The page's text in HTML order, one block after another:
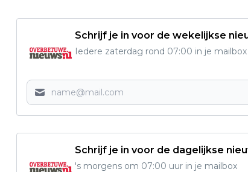
Schrijf je in voor de wekelijkse
Iedere zaterdag rond 07:00 in je mailbox
Schrijf je in voor de dagelijkse
's morgens om 07:00 uur in je mailbox